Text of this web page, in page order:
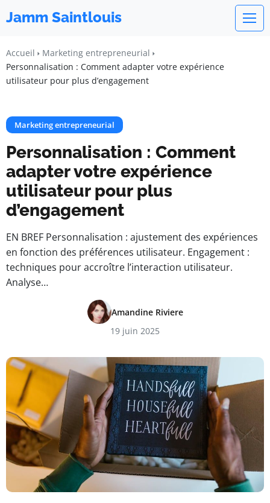
Jamm Saintlouis
Accueil
Marketing entrepreneurial
Personnalisation : Comment adapter votre expérience
utilisateur pour plus d’engagement
Marketing entrepreneurial
Personnalisation : Comment
adapter votre expérience
utilisateur pour plus
d’engagement
EN BREF Personnalisation : ajustement des expériences
en fonction des préférences utilisateur. Engagement :
techniques pour accroître l’interaction utilisateur.
Analyse…
Amandine Riviere
19 juin 2025